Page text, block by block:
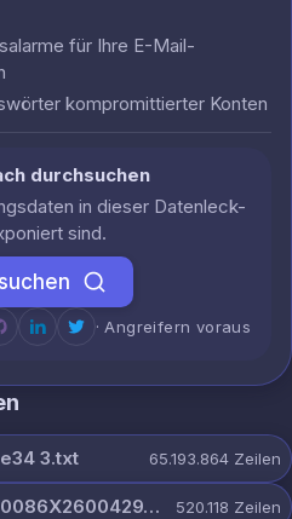
für Ihre E-Mail-
kompromittierter Konten
durchsuchen
in dieser Datenleck-
sind.
· Angreifern voraus
3.txt 65.193.864 Zeilen
ULP MIX UHQ #12_part1_520086X2600429_@dextercloud7.txt 520.118 Zeilen